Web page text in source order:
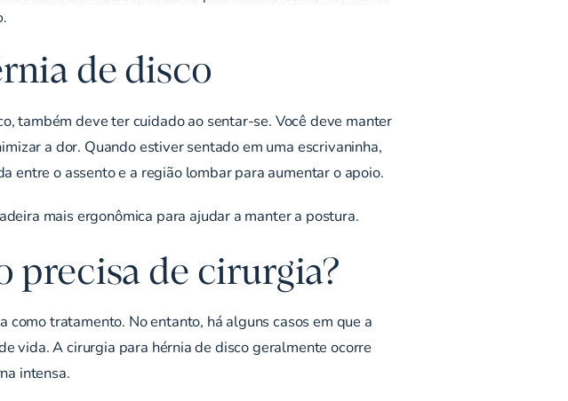
de disco
também deve ter cuidado ao sentar-se. Você deve manter
a dor. Quando estiver sentado em uma escrivaninha,
entre o assento e a região lombar para aumentar o apoio.
mais ergonômica para ajudar a manter a postura.
precisa de cirurgia?
tratamento. No entanto, há alguns casos em que a
vida. A cirurgia para hérnia de disco geralmente ocorre
intensa.